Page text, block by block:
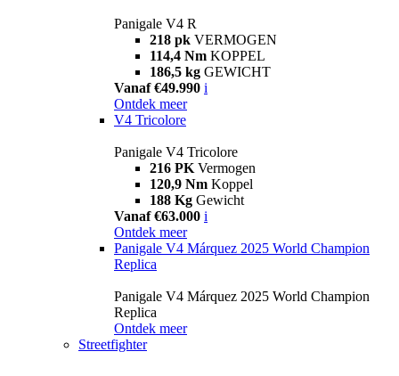
Panigale V4 R
218 pk VERMOGEN
114,4 Nm KOPPEL
186,5 kg GEWICHT
Vanaf €49.990 i
Ontdek meer
V4 Tricolore
Panigale V4 Tricolore
216 PK Vermogen
120,9 Nm Koppel
188 Kg Gewicht
Vanaf €63.000 i
Ontdek meer
Panigale V4 Márquez 2025 World Champion
Replica
Panigale V4 Márquez 2025 World Champion
Replica
Ontdek meer
Streetfighter